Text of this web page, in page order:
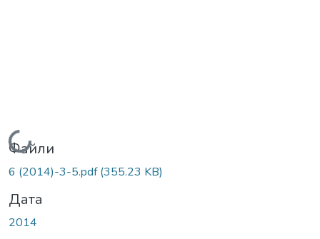
Вантажиться...
Файли
6 (2014)-3-5.pdf(355.23 KB)
Дата
2014